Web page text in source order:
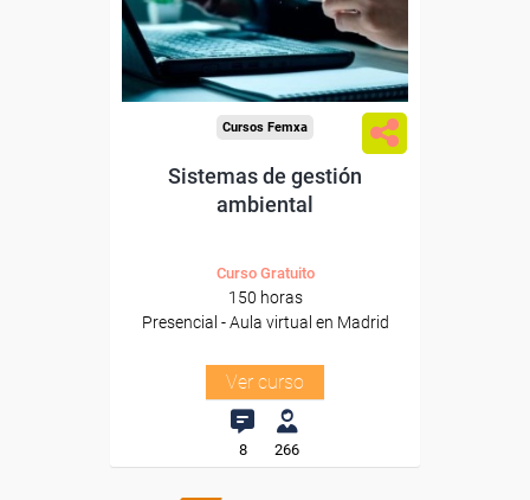
Para todos los sectores.
Cursos Femxa
Sistemas de gestión
ambiental
Curso Gratuito
150 horas
Presencial - Aula virtual en Madrid
Ver curso
8 266